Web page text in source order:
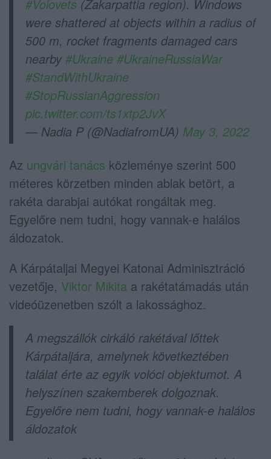
#Volovets (Zakarpattia region). Windows
were shattered at objects within a radius of
500 m, rocket fragments damaged cars
nearby #Ukraine #UkraineRussiaWar
#StandWithUkraine
#StopRussianAggression
pic.twitter.com/ts1xtp2JvX
— Nadia P (@NadiafromUA) May 3, 2022
Az ungvári tanács közleménye szerint 500
méteres körzetben minden ablak betört, a
rakéta darabjai autókat rongáltak meg.
Egyelőre nem tudni, hogy vannak-e halálos
áldozatok.
A Kárpátaljai Megyei Katonai Adminisztráció
vezetője, Viktor Mikita a rakétatámadás után
videóüzenetben szólt a lakossághoz.
A megszállók cirkáló rakétával lőttek
Kárpátaljára, amelynek következtében
találat érte az egyik volóci objektumot. A
helyszínen szakemberek dolgoznak.
Egyelőre nem tudni, hogy vannak-e halálos
áldozatok